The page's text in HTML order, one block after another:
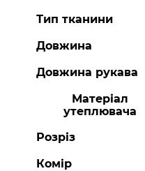
Тип тканини
Довжина
Довжина рукава
Матеріал
утеплювача
Розріз
Комір